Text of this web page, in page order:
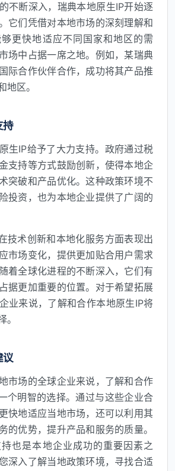
不断深入，瑞典本地原生IP开始逐
它们凭借对本地市场的深刻理解和
更快地适应不同国家和地区的需
场中占据一席之地。例如，某瑞典
际合作伙伴合作，成功将其产品推
地区。
持
生IP给予了大力支持。政府通过税
支持等方式鼓励创新，使得本地企
突破和产品优化。这种政策环境不
投资，也为本地企业提供了广阔的
技术创新和本地化服务方面表现出
市场变化，提供更加贴合用户需求
着全球化进程的不断深入，它们有
据更加重要的位置。对于希望拓展
业来说，了解和合作本地原生IP将
议
市场的全球企业来说，了解和合作
个明智的选择。通过与这些企业合
快地适应当地市场，还可以利用其
的优势，提升产品和服务的质量。
也是本地企业成功的重要因素之
深入了解当地政策环境，寻找合适